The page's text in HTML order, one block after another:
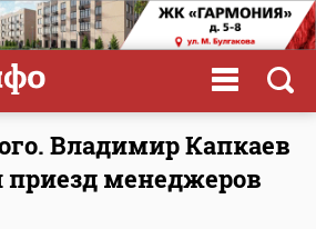
Владимир Капкаев
приезд менеджеров